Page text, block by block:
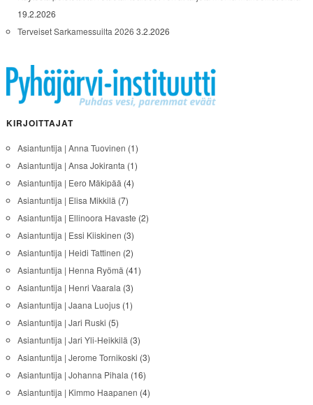
19.2.2026
Terveiset Sarkamessuilta 2026 3.2.2026
KIRJOITTAJAT
Asiantuntija | Anna Tuovinen (1)
Asiantuntija | Ansa Jokiranta (1)
Asiantuntija | Eero Mäkipää (4)
Asiantuntija | Elisa Mikkilä (7)
Asiantuntija | Ellinoora Havaste (2)
Asiantuntija | Essi Kiiskinen (3)
Asiantuntija | Heidi Tattinen (2)
Asiantuntija | Henna Ryömä (41)
Asiantuntija | Henri Vaarala (3)
Asiantuntija | Jaana Luojus(1)
Asiantuntija | Jari Ruski (5)
Asiantuntija | Jari Yli-Heikkilä (3)
Asiantuntija | Jerome Tornikoski (3)
Asiantuntija | Johanna Pihala (16)
Asiantuntija | Kimmo Haapanen (4)